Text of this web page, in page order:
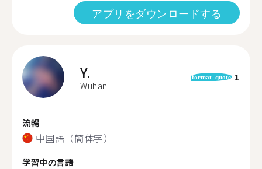
アプリをダウンロードする
Y.
Wuhan
format_quote 1
流暢
中国語（簡体字）
学習中の言語